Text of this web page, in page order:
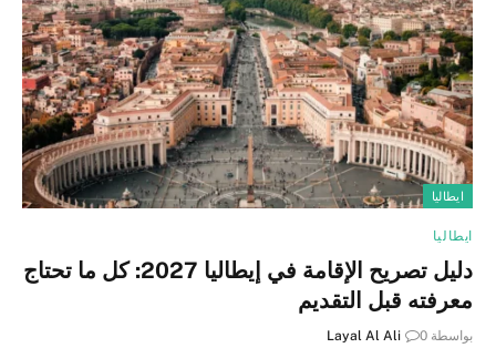
ايطاليا
ايطاليا
دليل تصريح الإقامة في إيطاليا 2027: كل ما تحتاج
معرفته قبل التقديم
بواسطة Layal Al Ali 0